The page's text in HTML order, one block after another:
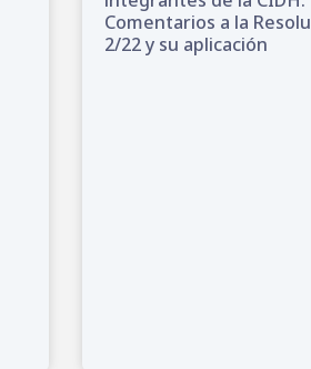
Comentarios a la
2/22 y su aplicación